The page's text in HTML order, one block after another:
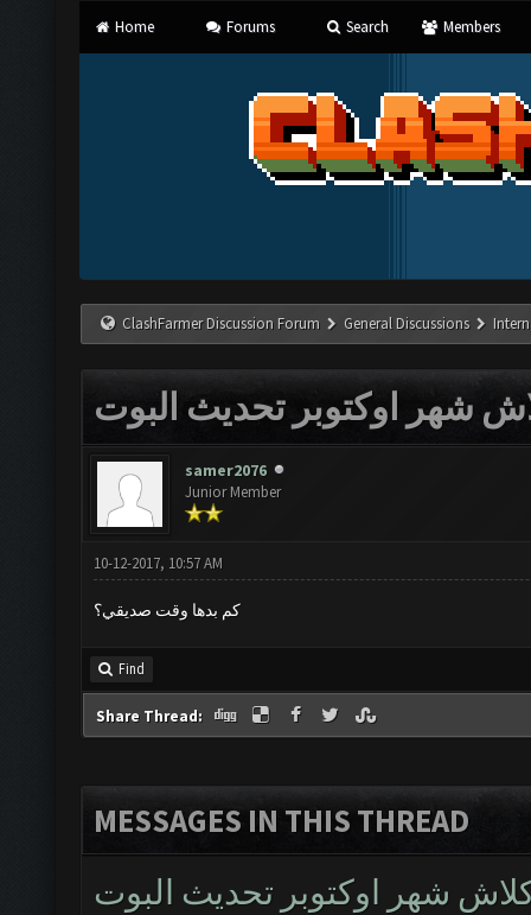
Home Forums Search Members
ClashFarmer Discussion Forum General Discussions
شهر اوكتوبر تحديث البوت
samer2076
Junior Member
10-12-2017, 10:57 AM
كم بدها وقت صديقي؟
Find
Share Thread:
MESSAGES IN THIS THREAD
شهر اوكتوبر تحديث البوت